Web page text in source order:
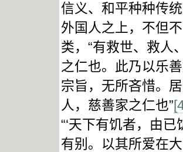
信义、和平种种传
外国人之上，不但
类，“有救世、救人
之仁也。此乃以乐
宗旨，无所吝惜。
人，慈善家之仁也”
“‘天下有饥者，由
有别。以其所爱在